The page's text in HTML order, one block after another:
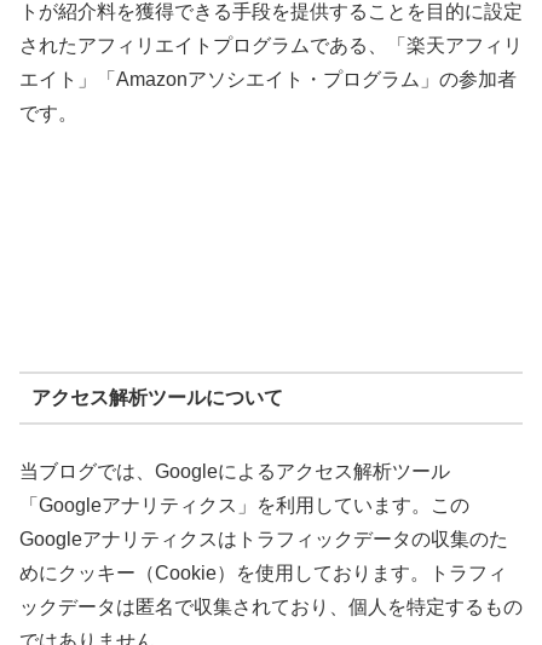
トが紹介料を獲得できる手段を提供することを目的に設定
されたアフィリエイトプログラムである、「楽天アフィリ
エイト」「Amazonアソシエイト・プログラム」の参加者
です。
アクセス解析ツールについて
当ブログでは、Googleによるアクセス解析ツール
「Googleアナリティクス」を利用しています。この
Googleアナリティクスはトラフィックデータの収集のた
めにクッキー（Cookie）を使用しております。トラフィ
ックデータは匿名で収集されており、個人を特定するもの